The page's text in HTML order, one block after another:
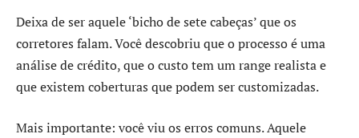
Deixa de ser aquele ‘bicho de sete cabeças’ que os
corretores falam. Você descobriu que o processo é uma
análise de crédito, que o custo tem um range realista e
que existem coberturas que podem ser customizadas.
Mais importante: você viu os erros comuns. Aquele